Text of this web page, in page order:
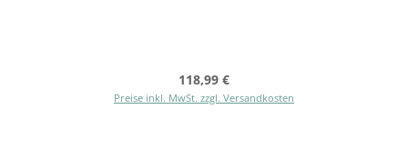
Regulärer Preis:
118,99 €
Preise inkl. MwSt. zzgl. Versandkosten